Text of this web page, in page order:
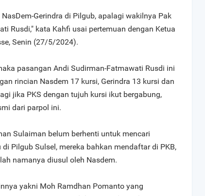
Gerindra di Pilgub, apalagi wakilnya Pak
Rusdi," kata Kahfi usai pertemuan dengan Ketua
Senin (27/5/2024).
pasangan Andi Sudirman-Fatmawati Rusdi ini
rincian Nasdem 17 kursi, Gerindra 13 kursi dan
jika PKS dengan tujuh kursi ikut bergabung,
dari parpol ini.
Sulaiman belum berhenti untuk mencari
Pilgub Sulsel, mereka bahkan mendaftar di PKB,
namanya diusul oleh Nasdem.
yakni Moh Ramdhan Pomanto yang